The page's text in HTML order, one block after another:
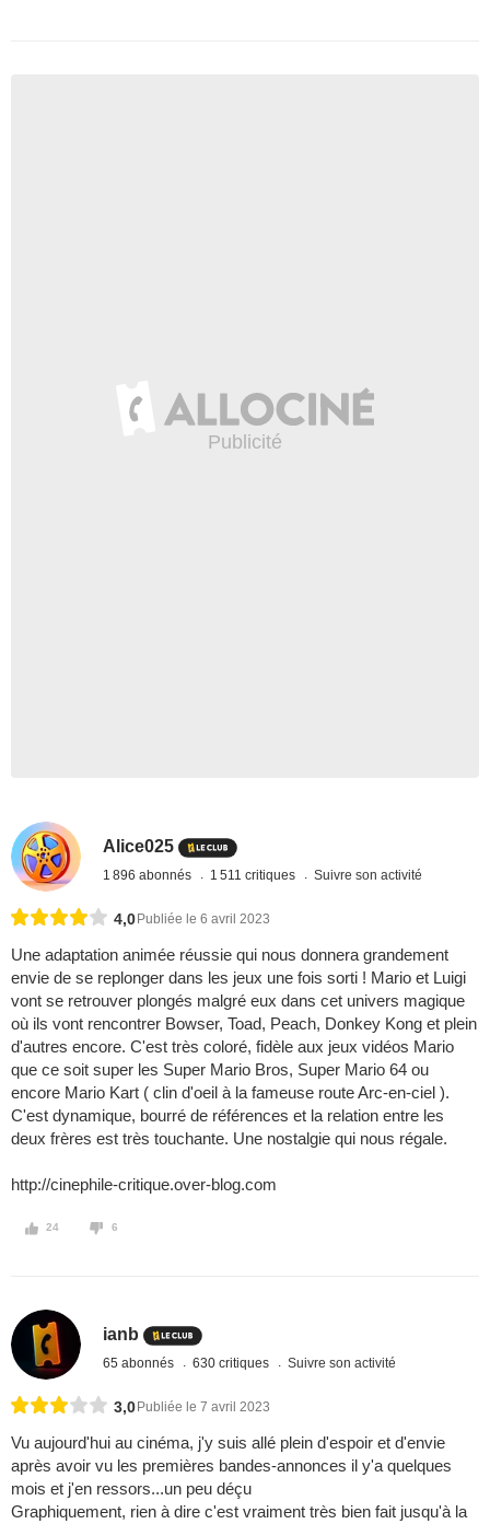
Alice025
1 896 abonnés 1 511 critiques Suivre son activité
4,0 Publiée le 6 avril 2023
Une adaptation animée réussie qui nous donnera grandement
envie de se replonger dans les jeux une fois sorti ! Mario et Luigi
vont se retrouver plongés malgré eux dans cet univers magique
où ils vont rencontrer Bowser, Toad, Peach, Donkey Kong et plein
d'autres encore. C'est très coloré, fidèle aux jeux vidéos Mario
que ce soit super les Super Mario Bros, Super Mario 64 ou
encore Mario Kart ( clin d'oeil à la fameuse route Arc-en-ciel ).
C'est dynamique, bourré de références et la relation entre les
deux frères est très touchante. Une nostalgie qui nous régale.
http://cinephile-critique.over-blog.com
24 6
ianb
65 abonnés 630 critiques Suivre son activité
3,0 Publiée le 7 avril 2023
Vu aujourd'hui au cinéma, j'y suis allé plein d'espoir et d'envie
après avoir vu les premières bandes-annonces il y'a quelques
mois et j'en ressors...un peu déçu
Graphiquement, rien à dire c'est vraiment très bien fait jusqu'à la